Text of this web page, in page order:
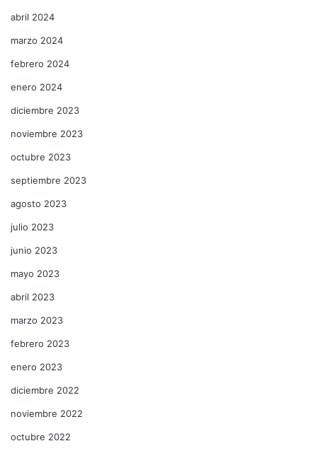
abril 2024
marzo 2024
febrero 2024
enero 2024
diciembre 2023
noviembre 2023
octubre 2023
septiembre 2023
agosto 2023
julio 2023
junio 2023
mayo 2023
abril 2023
marzo 2023
febrero 2023
enero 2023
diciembre 2022
noviembre 2022
octubre 2022